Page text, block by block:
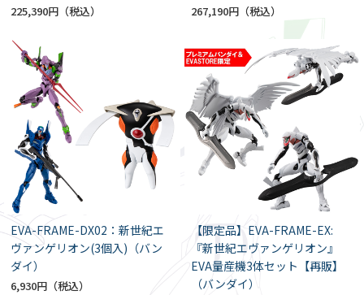
225,390円 267,190円
EVA-FRAME-DX02：新世紀エ
ヴァンゲリオン(3個入)（バン
ダイ）
6,930円
【限定品】EVA-FRAME-EX:
『新世紀エヴァンゲリオン』
EVA量産機3体セット【再販】
（バンダイ）